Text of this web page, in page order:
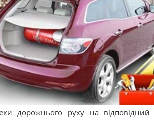
дорожнього руху на